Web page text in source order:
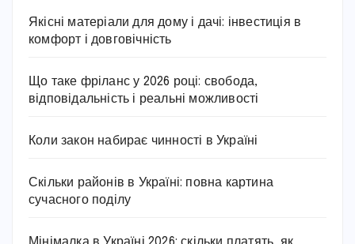
Якісні матеріали для дому і дачі: інвестиція в
комфорт і довговічність
Що таке фріланс у 2026 році: свобода,
відповідальність і реальні можливості
Коли закон набирає чинності в Україні
Скільки районів в Україні: повна картина
сучасного поділу